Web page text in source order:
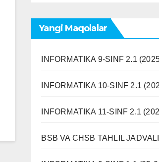
Yangi Maqolalar
INFORMATIKA 9-SINF 2.1
INFORMATIKA 10-SINF 2.1
INFORMATIKA 11-SINF 2.1
BSB VA CHSB TAHLIL JADVALI